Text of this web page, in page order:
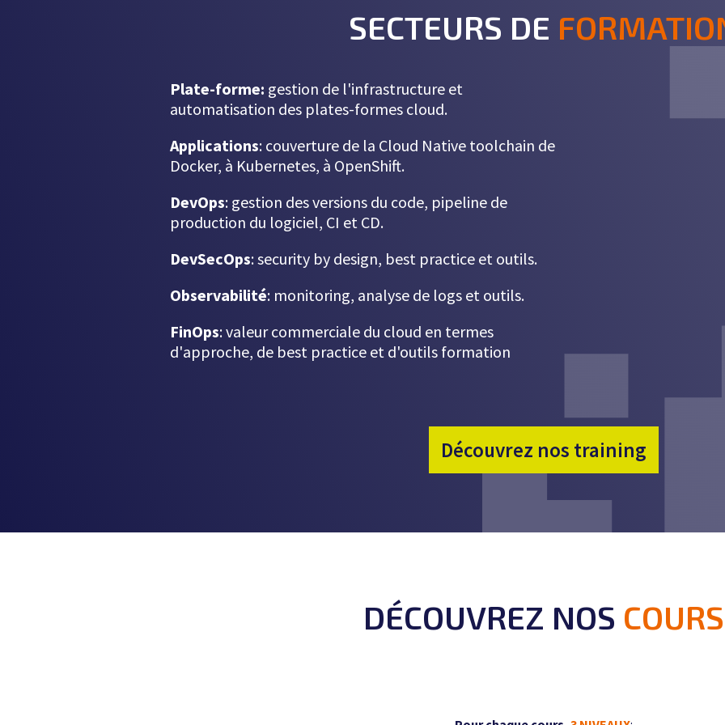
SECTEURS DE
Plate-forme: gestion de l'infrastructure et
automatisation des plates-formes cloud.
Applications: couverture de la Cloud Native toolchain de
Docker, à Kubernetes, à OpenShift.
DevOps: gestion des versions du code, pipeline de
production du logiciel, CI et CD.
DevSecOps: security by design, best practice et outils.
Observabilité: monitoring, analyse de logs et outils.
FinOps: valeur commerciale du cloud en termes
d'approche, de best practice et d'outils formation
Découvrez nos training
DÉCOUVREZ NOS COURS